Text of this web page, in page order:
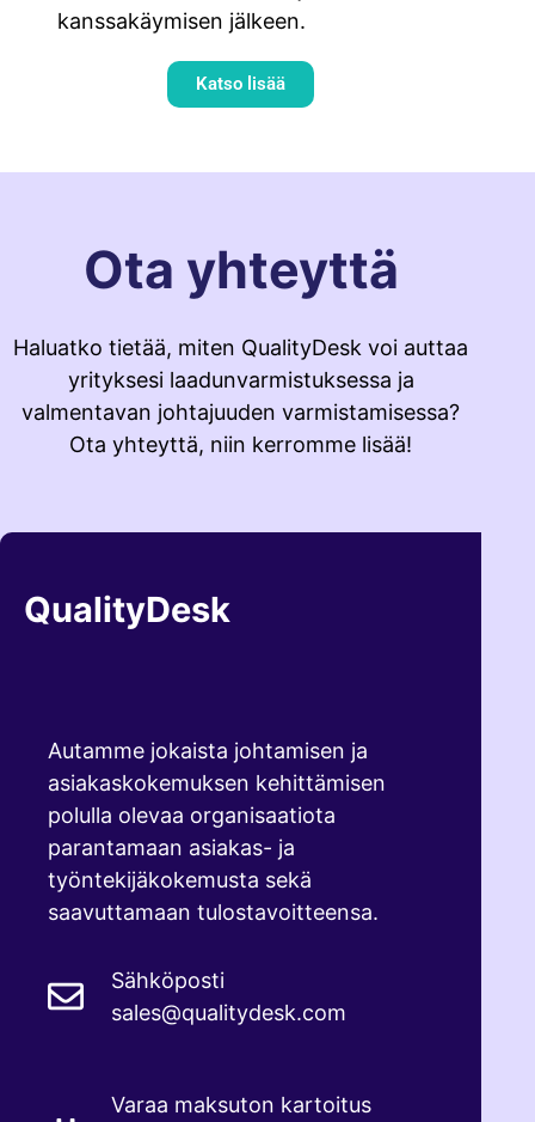
kanssakäymisen jälkeen.
Katso lisää
Ota yhteyttä
Haluatko tietää, miten QualityDesk voi auttaa
yrityksesi laadunvarmistuksessa ja
valmentavan johtajuuden varmistamisessa?
Ota yhteyttä, niin kerromme lisää!
QualityDesk
Autamme jokaista johtamisen ja
asiakaskokemuksen kehittämisen
polulla olevaa organisaatiota
parantamaan asiakas- ja
työntekijäkokemusta sekä
saavuttamaan tulostavoitteensa.
Sähköposti
sales@qualitydesk.com
Varaa maksuton kartoitus